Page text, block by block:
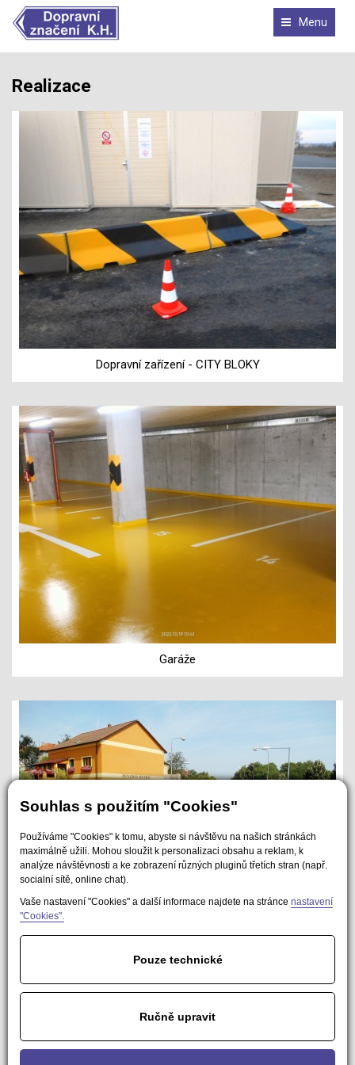
Souhlas s použitím "Cookies"
Používáme "Cookies" k tomu, abyste si návštěvu na našich stránkách
maximálně užili. Mohou sloužit k personalizaci obsahu a reklam, k
analýze návštěvnosti a ke zobrazení různých pluginů třetích stran (např.
socialní sítě, online chat).
Vaše nastavení "Cookies" a další informace najdete na stránce nastavení
"Cookies".
Pouze technické
Ručně upravit
Menu
Realizace
Dopravní zařízení - CITY BLOKY
Garáže
Vodorovné dopravní značení - křižovatka
1 2